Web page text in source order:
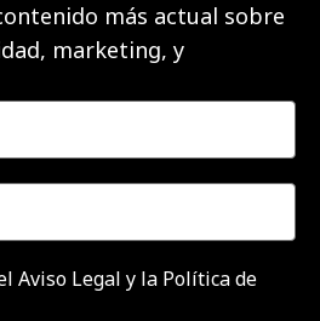
más actual sobre
marketing, y
Aviso Legal y la Política de